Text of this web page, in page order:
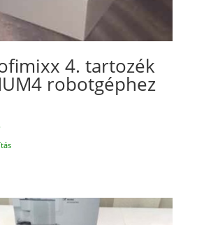
4. tartozék
robotgéphez